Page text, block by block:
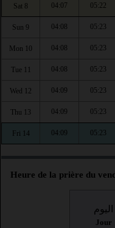
Sat 8 04:07 05:22
Sun 9 04:08 05:23
Mon 10 04:08 05:23
Tue 11 04:08 05:23
Wed 12 04:09 05:23
Thu 13 04:09 05:23
Fri 14 04:09 05:23
Heure de la prière du
اليوم
Jour